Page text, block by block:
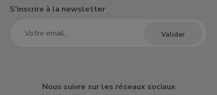
S'inscrire à la newsletter
Nous suivre sur les réseaux sociaux